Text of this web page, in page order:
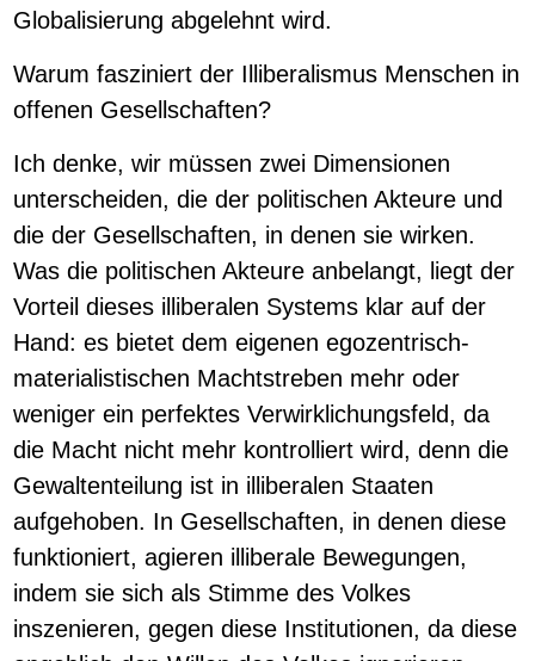
Globalisierung abgelehnt wird.
Warum fasziniert der Illiberalismus Menschen in
offenen Gesellschaften?
Ich denke, wir müssen zwei Dimensionen
unterscheiden, die der politischen Akteure und
die der Gesellschaften, in denen sie wirken.
Was die politischen Akteure anbelangt, liegt der
Vorteil dieses illiberalen Systems klar auf der
Hand: es bietet dem eigenen egozentrisch-
materialistischen Machtstreben mehr oder
weniger ein perfektes Verwirklichungsfeld, da
die Macht nicht mehr kontrolliert wird, denn die
Gewaltenteilung ist in illiberalen Staaten
aufgehoben. In Gesellschaften, in denen diese
funktioniert, agieren illiberale Bewegungen,
indem sie sich als Stimme des Volkes
inszenieren, gegen diese Institutionen, da diese